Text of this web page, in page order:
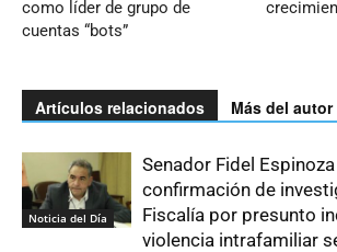
como líder de grupo de
cuentas “bots”
Artículos relacionados Más del autor
Noticia del Día
Senador Fidel
confirmación de
Fiscalía por presunto
violencia intrafamiliar